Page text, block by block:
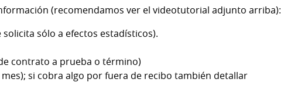
(recomendamos ver el videotutorial adjunto arriba):
sólo a efectos estadísticos).
contrato a prueba o término)
si cobra algo por fuera de recibo también detallar